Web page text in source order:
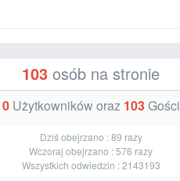
103 osób na stronie
0Użytkowników oraz 103Gości
Dziś obejrzano :89 razy
Wczoraj obejrzano :576 razy
Wszystkich odwiedzin :2143193